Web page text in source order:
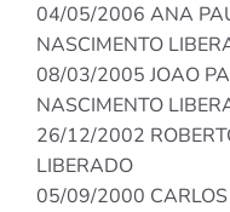
04/05/2006 ANA
NASCIMENTO
08/03/2005 JOAO
NASCIMENTO
26/12/2002
LIBERADO
05/09/2000 CARLOS